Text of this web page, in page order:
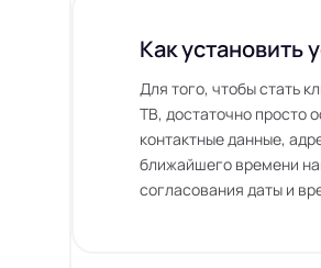
Как установить
Для того, чтобы стать
ТВ, достаточно просто
контактные данные,
ближайшего времени
согласования даты и